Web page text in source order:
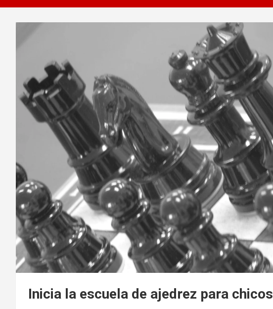
Inicia la escuela de ajedrez para chicos